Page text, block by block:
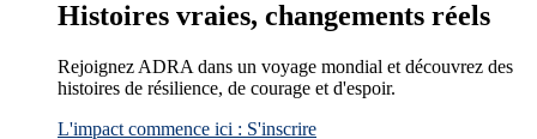
Histoires vraies, changements réels
Rejoignez ADRA dans un voyage mondial et découvrez des
histoires de résilience, de courage et d'espoir.
L'impact commence ici : S'inscrire